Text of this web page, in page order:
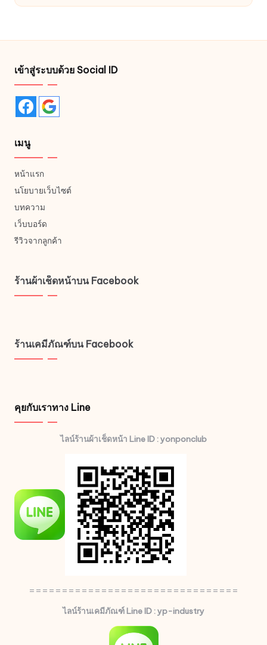
เข้าสู่ระบบด้วย Social ID
เมนู
หน้าแรก
นโยบายเว็บไซต์
บทความ
เว็บบอร์ด
รีวิวจากลูกค้า
ร้านผ้าเช็ดหน้าบน Facebook
ร้านเคมีภัณฑ์บน Facebook
คุยกับเราทาง Line
ไลน์ร้านผ้าเช็ดหน้า Line ID : yonponclub
================================
ไลน์ร้านเคมีภัณฑ์ Line ID : yp-industry